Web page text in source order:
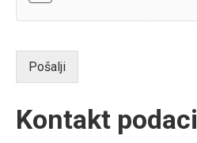
Pošalji
Kontakt podaci